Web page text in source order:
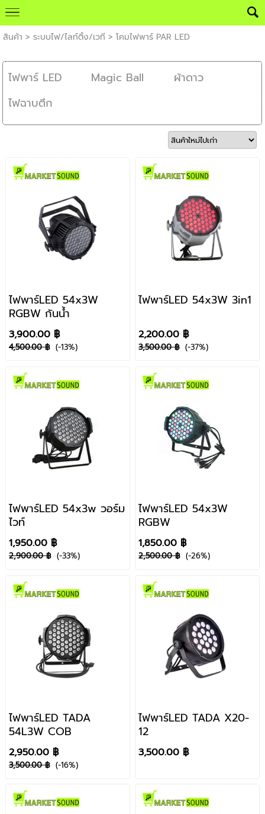
สินค้า > ระบบไฟ/ไลท์ติ้ง/เวที > โคมไฟพาร์ PAR LED
ไฟพาร์ LED Magic Ball
ผ้าดาว
ไฟฉาบตึก
ไฟพาร์LED 54x3W
RGBW กันน้ำ
3,900.00 ฿
4,500.00 ฿ (-13%)
ไฟพาร์LED 54x3W 3in1
2,200.00 ฿
3,500.00 ฿ (-37%)
ไฟพาร์LED 54x3w วอร์ม
ไวท์
1,950.00 ฿
2,900.00 ฿ (-33%)
ไฟพาร์LED 54x3W
RGBW
1,850.00 ฿
2,500.00 ฿ (-26%)
ไฟพาร์LED TADA
54L3W COB
2,950.00 ฿
3,500.00 ฿ (-16%)
ไฟพาร์LED TADA X20-
12
3,500.00 ฿